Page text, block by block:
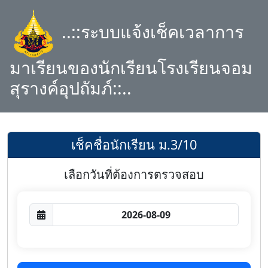
..::ระบบแจ้งเช็คเวลาการ
มาเรียนของนักเรียนโรงเรียนจอม
สุรางค์อุปถัมภ์::..
เช็คชื่อนักเรียน ม.3/10
เลือกวันที่ต้องการตรวจสอบ